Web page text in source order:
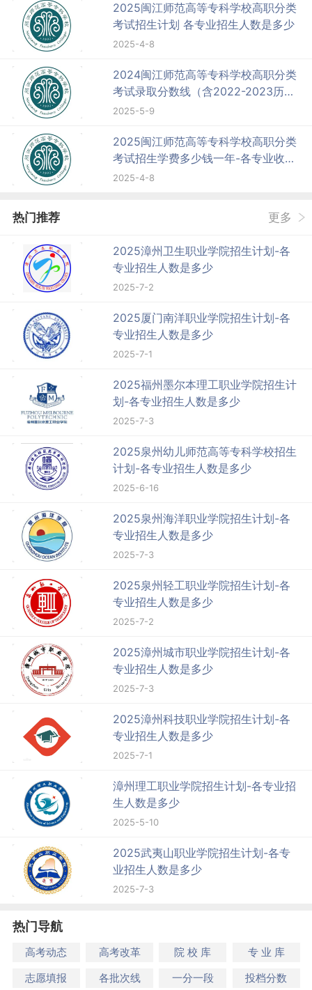
2025闽江师范高等专科学校高职分类
考试招生计划 各专业招生人数是多少
2025-4-8
2024闽江师范高等专科学校高职分类
考试录取分数线（含2022-2023历
年）
2025-5-9
2025闽江师范高等专科学校高职分类
考试招生学费多少钱一年-各专业收费
标准
2025-4-8
热门推荐 更多
2025漳州卫生职业学院招生计划-各
专业招生人数是多少
2025-7-2
2025厦门南洋职业学院招生计划-各
专业招生人数是多少
2025-7-1
2025福州墨尔本理工职业学院招生计
划-各专业招生人数是多少
2025-7-3
2025泉州幼儿师范高等专科学校招生
计划-各专业招生人数是多少
2025-6-16
2025泉州海洋职业学院招生计划-各
专业招生人数是多少
2025-7-3
2025泉州轻工职业学院招生计划-各
专业招生人数是多少
2025-7-2
2025漳州城市职业学院招生计划-各
专业招生人数是多少
2025-7-3
2025漳州科技职业学院招生计划-各
专业招生人数是多少
2025-7-1
漳州理工职业学院招生计划-各专业招
生人数是多少
2025-5-10
2025武夷山职业学院招生计划-各专
业招生人数是多少
2025-7-3
热门导航
高考动态 高考改革 院 校 库
专 业 库
志愿填报
各批次线 一分一段 投档分数